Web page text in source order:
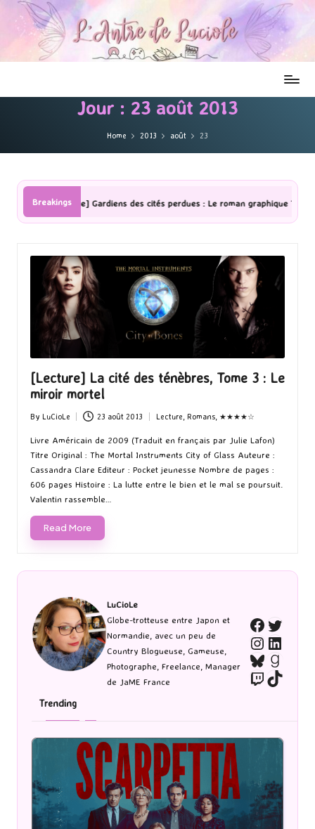
Jour : 23 août 2013
Home 2013 août 23
Breakings
Gardiens des cités perdues : Le roman graphique Tome 1 Partie 2
[Lecture] La cité des ténèbres, Tome 3 : Le
miroir mortel
Posted
by
By LuCioLe 23 août 2013
Posted
in
Lecture, Romans, ★★★★☆
Livre Américain de 2009 (Traduit en français par Julie Lafon)
Titre Original : The Mortal Instruments City of Glass Auteure :
Cassandra Clare Editeur : Pocket jeunesse Nombre de pages :
606 pages Histoire : La lutte entre le bien et le mal se poursuit.
Valentin rassemble…
Read More
LuCioLe
Globe-trotteuse entre Japon et
Normandie, avec un peu de
Country Blogueuse, Gameuse,
Photographe, Freelance, Manager
de JaME France
Bluesky
TwitchTikTok
Trending